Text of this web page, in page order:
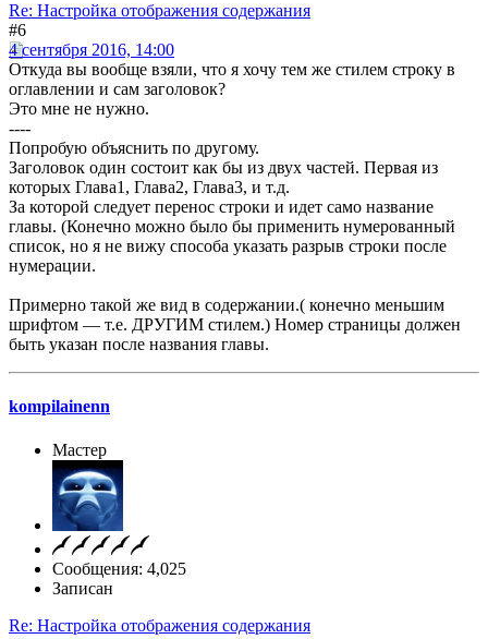
Re: Настройка отображения содержания
#6
4 сентября 2016, 14:00
Откуда вы вообще взяли, что я хочу тем же стилем строку в
оглавлении и сам заголовок?
Это мне не нужно.
----
Попробую объяснить по другому.
Заголовок один состоит как бы из двух частей. Первая из
которых Глава1, Глава2, Глава3, и т.д.
За которой следует перенос строки и идет само название
главы. (Конечно можно было бы применить нумерованный
список, но я не вижу способа указать разрыв строки после
нумерации.
Примерно такой же вид в содержании.( конечно меньшим
шрифтом — т.е. ДРУГИМ стилем.) Номер страницы должен
быть указан после названия главы.
kompilainenn
Мастер
Сообщения: 4,025
Записан
Re: Настройка отображения содержания